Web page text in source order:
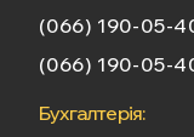
(066) 190-05-
(066) 190-05-
Бухгалтерія: